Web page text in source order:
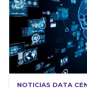
NOTICIAS DATA